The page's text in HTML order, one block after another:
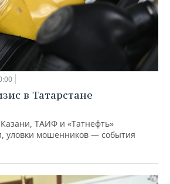
в Татарстане
ТАИФ и «Татнефть»
уловки мошенников — события